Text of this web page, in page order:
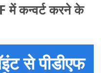
में कन्वर्ट करने के